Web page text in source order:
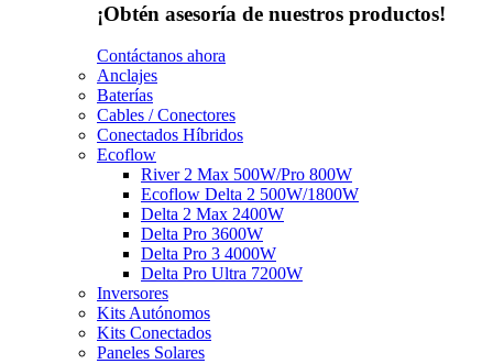
¡Obtén asesoría de nuestros productos!
Contáctanos ahora
Anclajes
Baterías
Cables / Conectores
Conectados Híbridos
Ecoflow
River 2 Max 500W/Pro 800W
Ecoflow Delta 2 500W/1800W
Delta 2 Max 2400W
Delta Pro 3600W
Delta Pro 3 4000W
Delta Pro Ultra 7200W
Inversores
Kits Autónomos
Kits Conectados
Paneles Solares